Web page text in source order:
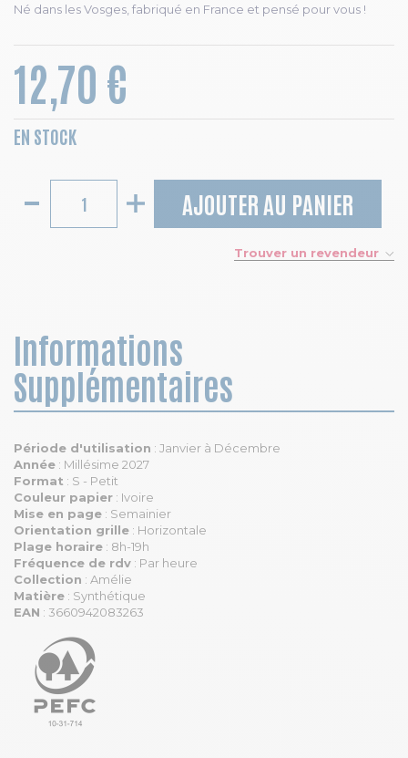
Né dans les Vosges, fabriqué en France et pensé pour vous !
12,70 €
EN STOCK
AJOUTER AU PANIER
Trouver un revendeur
Informations
Supplémentaires
Période d'utilisation : Janvier à Décembre
Année : Millésime 2027
Format : S - Petit
Couleur papier : Ivoire
Mise en page : Semainier
Orientation grille : Horizontale
Plage horaire : 8h-19h
Fréquence de rdv : Par heure
Collection : Amélie
Matière : Synthétique
EAN : 3660942083263